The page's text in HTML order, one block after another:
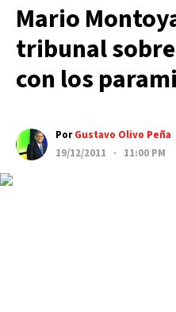
Mario
tribunal
con los
PorGustavo Olivo Peña
19/12/2011 · 11:00 PM